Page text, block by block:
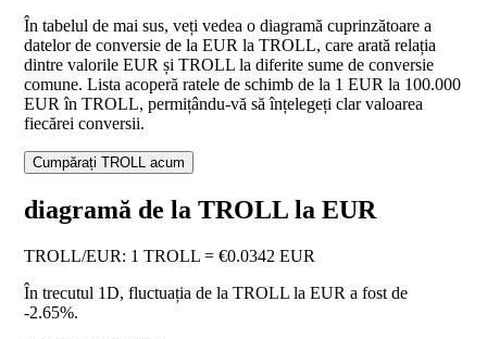
În tabelul de mai sus, veți vedea o diagramă cuprinzătoare a
datelor de conversie de la EUR la TROLL, care arată relația
dintre valorile EUR și TROLL la diferite sume de conversie
comune. Lista acoperă ratele de schimb de la 1 EUR la 100.000
EUR în TROLL, permițându-vă să înțelegeți clar valoarea
fiecărei conversii.
Cumpărați TROLL acum
diagramă de la TROLL la EUR
TROLL/EUR: 1 TROLL = €0.0342 EUR
În trecutul 1D, fluctuația de la TROLL la EUR a fost de
-2.65%.